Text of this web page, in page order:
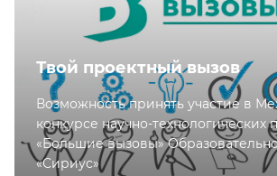
Твой проектный вызов
Возможность принять участие в
конкурсе научно-технологических
«Большие вызовы»
«Сириус»